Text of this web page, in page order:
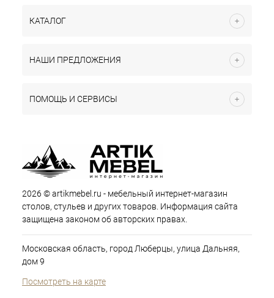
КАТАЛОГ
НАШИ ПРЕДЛОЖЕНИЯ
ПОМОЩЬ И СЕРВИСЫ
2026 © artikmebel.ru - мебельный интернет-магазин
столов, стульев и других товаров. Информация сайта
защищена законом об авторских правах.
Московская область, город Люберцы, улица Дальняя,
дом 9
Посмотреть на карте